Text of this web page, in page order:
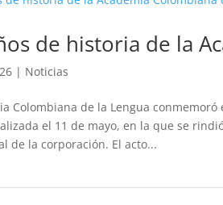
de historia de la
| Noticias
Colombiana de la Lengua
el 11 de mayo, en la que se
de la corporación. El acto...